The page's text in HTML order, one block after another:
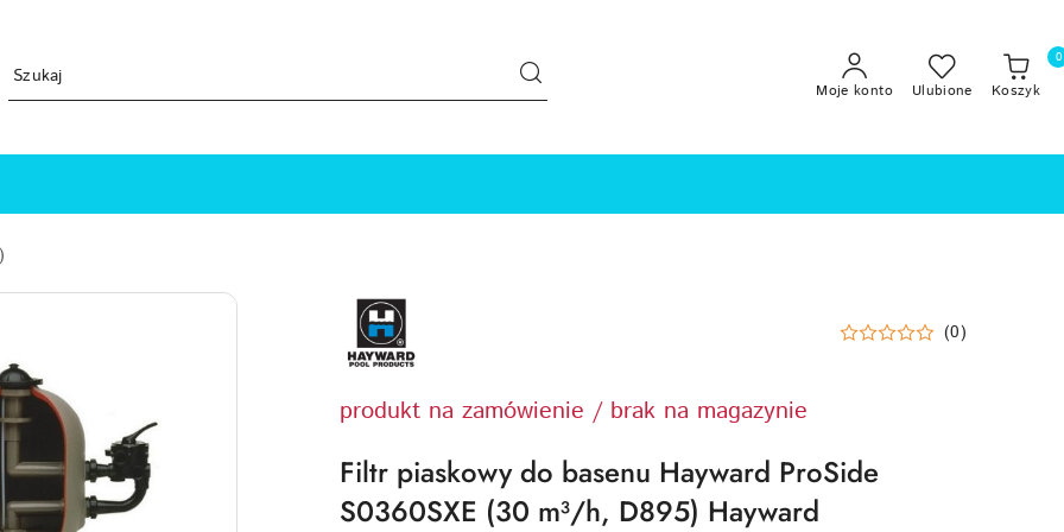
Moje konto Ulubione Koszyk
0
HAYWARD-
LOGO
(0)
produkt na zamówienie / brak na magazynie
Filtr piaskowy do basenu Hayward ProSide
S0360SXE (30 m³/h, D895) Hayward